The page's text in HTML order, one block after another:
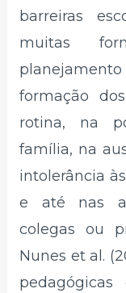
barreiras
muitas
formação
rotina, na
família, na
intolerância
e até nas
colegas ou
Nunes et al.